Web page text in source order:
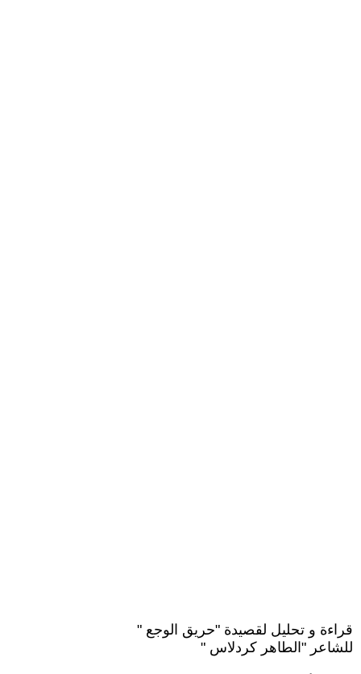
قراءة و تحليل لقصيدة "حريق الوجع "
للشاعر "الطاهر كردلاس "